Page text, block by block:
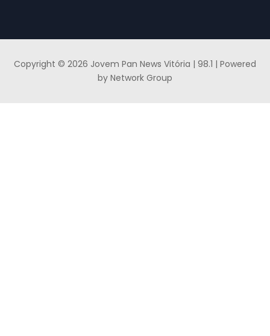
Copyright © 2026 Jovem Pan News Vitória | 98.1 | Powered
by Network Group